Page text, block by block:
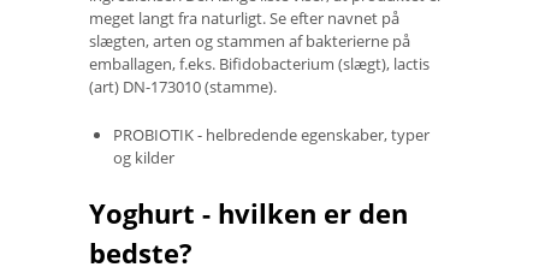
meget langt fra naturligt. Se efter navnet på
slægten, arten og stammen af ​​bakterierne på
emballagen, f.eks. Bifidobacterium (slægt), lactis
(art) DN-173010 (stamme).
PROBIOTIK - helbredende egenskaber, typer
og kilder
Yoghurt - hvilken er den
bedste?